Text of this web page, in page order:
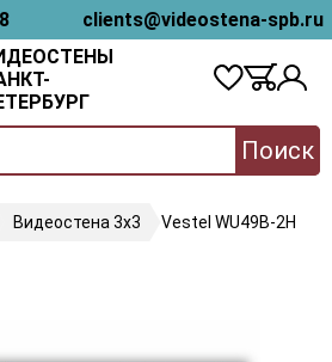
clients@videostena-spb.ru
Поиск
Видеостена 3х3 Vestel WU49B-2H